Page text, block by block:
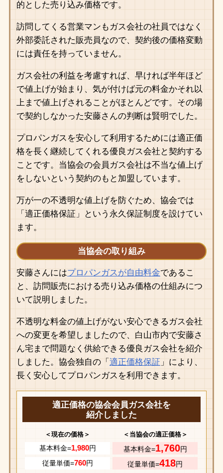
的とした売り込み価格です。
訪問してくる営業マンもガス会社の社員ではなく
外部委託された販売員なので、契約後の価格変動
には責任を持っていません。
ガス会社の利益を考慮すれば、早ければ半年ほど
で値上げが始まり、気が付けば元の料金かそれ以
上まで値上げされることがほとんどです。その場
で契約しなかった安藤さんの判断は賢明でした。
プロパンガスを安心して利用するためには適正価
格を長く継続してくれる優良ガス会社と契約する
ことです。当協会の会員ガス会社は不当な値上げ
をしないという契約のもと加盟しています。
万が一の不透明な値上げを防ぐため、協会では
「適正価格保証」という永久保証制度を設けてい
ます。
当協会の取り組み
安藤さんにはプロパンガスが自由料金であるこ
と、訪問販売における売り込み価格の仕組みにつ
いて説明しました。
不透明な料金の値上げがない安心できるガス会社
への変更を希望しましたので、白山市内で安藤さ
ん宅まで問題なく供給できる優良ガス会社を紹介
しました。協会独自の「 適正価格保証 」により、
長く安心してプロパンガスを利用できます。
適正価格の協会会員ガス会社を
紹介しました
＜現在の価格＞ ＜当協会の適正価格＞
基本料金=1,980円 基本料金=1,760円
従量単価=760円 従量単価=418円